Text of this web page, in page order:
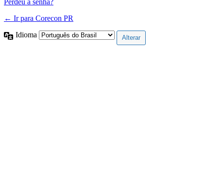
← Ir para Corecon PR
Idioma